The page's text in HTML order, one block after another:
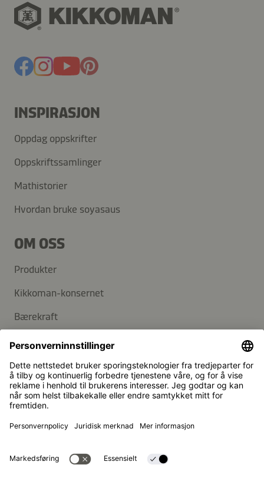
INSPIRASJON
Oppdag oppskrifter
Oppskriftssamlinger
Mathistorier
Hvordan bruke soyasaus
OM OSS
Produkter
Kikkoman-konsernet
Bærekraft
KUNDESERVICE
Vanlige spørsmål
Kontakt
Nyhetsbrev
Kikkoman er et registrert varemerke for Kikkoman